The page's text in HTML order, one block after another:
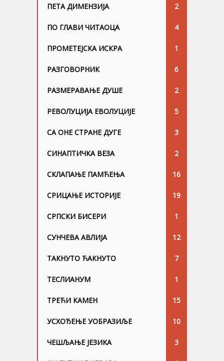
ПЕТА ДИМЕНЗИЈА 2
ПО ГЛАВИ ЧИТАОЦА 4
ПРОМЕТЕЈСКА ИСКРА 1
РАЗГОВОРНИК 6
РАЗМЕРАВАЊЕ ДУШЕ 2
РЕВОЛУЦИЈА ЕВОЛУЦИЈЕ 5
СА ОНЕ СТРАНЕ ДУГЕ 3
СИНАПТИЧКА ВЕЗА 2
СКЛАПАЊЕ ПАМЋЕЊА 16
СРИЦАЊЕ ИСТОРИЈЕ 19
СРПСКИ БИСЕРИ 1
СУНЧЕВА АВЛИЈА 12
ТАКНУТО ЋАКНУТО 7
ТЕСЛИАНУМ 1
ТРЕЋИ КАМЕН 15
УСХОЂЕЊЕ УОБРАЗИЉЕ 10
ЧЕШЉАЊЕ ЈЕЗИKА 3